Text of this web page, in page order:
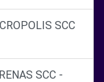
SCC
SCC -